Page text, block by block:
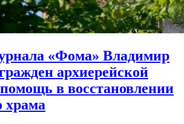
«Фома» Владимир
архиерейской
в восстановлении
храма